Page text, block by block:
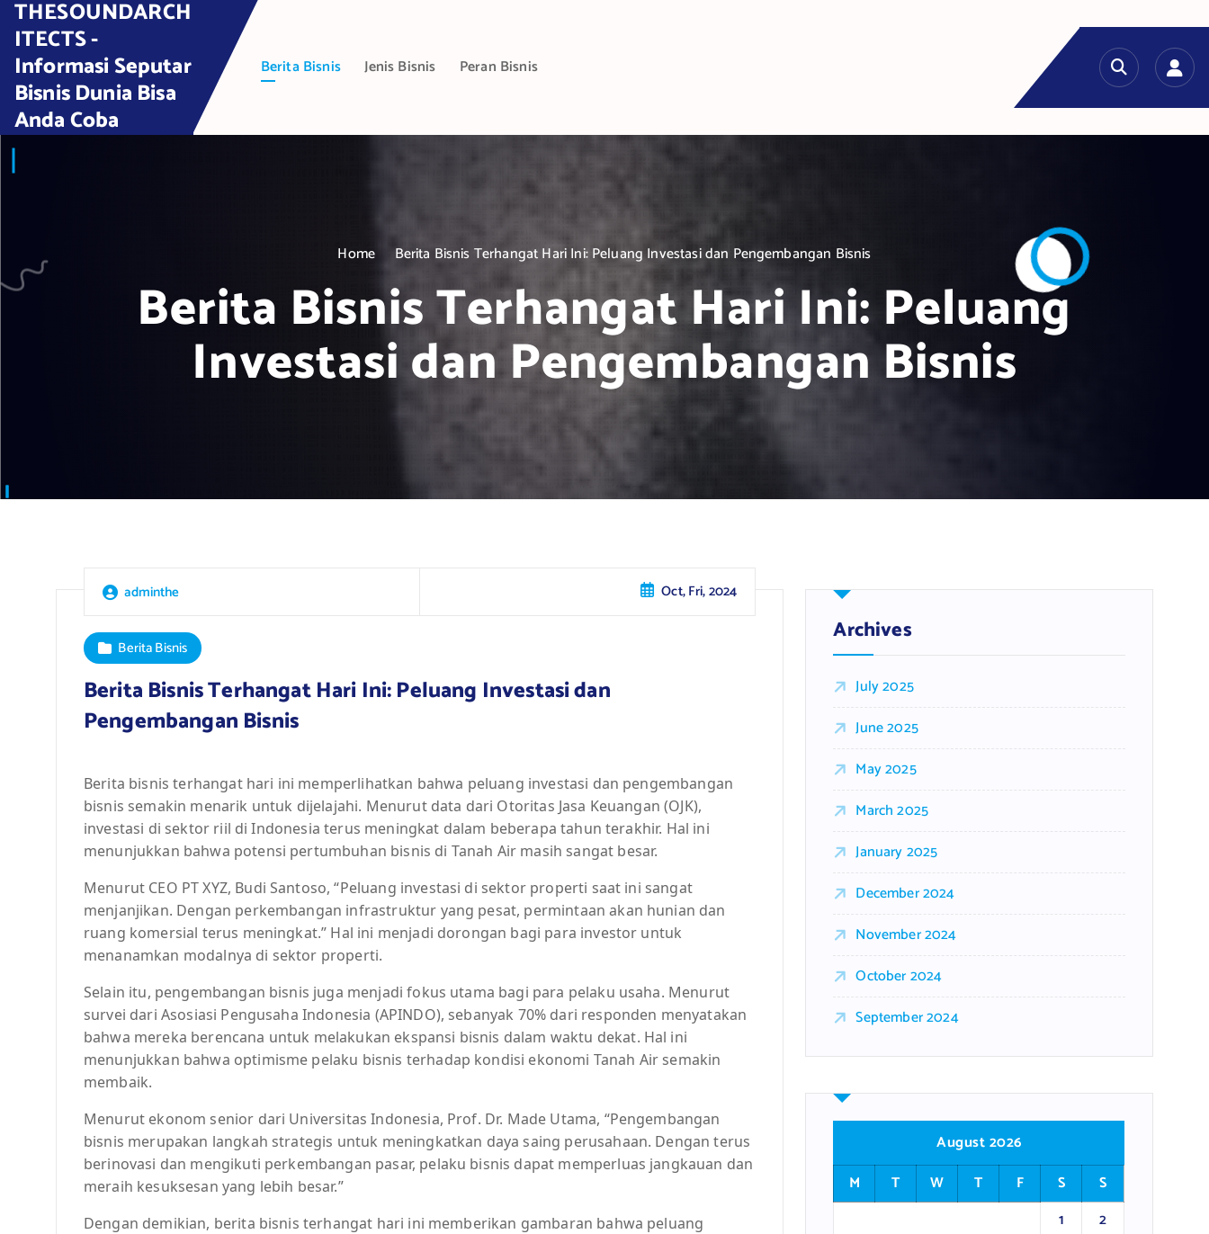
t
THESOUNDARCH
ITECTS -
Informasi Seputar
Bisnis Dunia Bisa
Anda Coba
Berita Bisnis Jenis Bisnis Peran Bisnis
Home Berita Bisnis Terhangat Hari Ini: Peluang Investasi dan Pengembangan Bisnis
Berita Bisnis Terhangat Hari Ini: Peluang
Investasi dan Pengembangan Bisnis
adminthe Oct, Fri, 2024
Berita Bisnis
Berita Bisnis Terhangat Hari Ini: Peluang Investasi dan
Pengembangan Bisnis
Berita bisnis terhangat hari ini memperlihatkan bahwa peluang investasi dan pengembangan
bisnis semakin menarik untuk dijelajahi. Menurut data dari Otoritas Jasa Keuangan (OJK),
investasi di sektor riil di Indonesia terus meningkat dalam beberapa tahun terakhir. Hal ini
menunjukkan bahwa potensi pertumbuhan bisnis di Tanah Air masih sangat besar.
Menurut CEO PT XYZ, Budi Santoso, “Peluang investasi di sektor properti saat ini sangat
menjanjikan. Dengan perkembangan infrastruktur yang pesat, permintaan akan hunian dan
ruang komersial terus meningkat.” Hal ini menjadi dorongan bagi para investor untuk
menanamkan modalnya di sektor properti.
Selain itu, pengembangan bisnis juga menjadi fokus utama bagi para pelaku usaha. Menurut
survei dari Asosiasi Pengusaha Indonesia (APINDO), sebanyak 70% dari responden menyatakan
bahwa mereka berencana untuk melakukan ekspansi bisnis dalam waktu dekat. Hal ini
menunjukkan bahwa optimisme pelaku bisnis terhadap kondisi ekonomi Tanah Air semakin
membaik.
Menurut ekonom senior dari Universitas Indonesia, Prof. Dr. Made Utama, “Pengembangan
bisnis merupakan langkah strategis untuk meningkatkan daya saing perusahaan. Dengan terus
berinovasi dan mengikuti perkembangan pasar, pelaku bisnis dapat memperluas jangkauan dan
meraih kesuksesan yang lebih besar.”
Dengan demikian, berita bisnis terhangat hari ini memberikan gambaran bahwa peluang
Archives
July 2025
June 2025
May 2025
March 2025
January 2025
December 2024
November 2024
October 2024
September 2024
August 2026
M
T W T F S
S
1
2